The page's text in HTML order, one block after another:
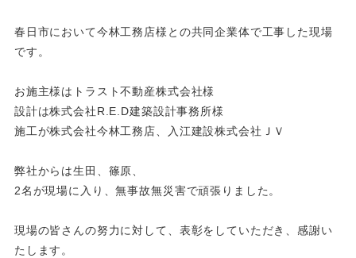
春日市において今林工務店様との共同企業体で工事した現場
です。
お施主様はトラスト不動産株式会社様
設計は株式会社R.E.D建築設計事務所様
施工が株式会社今林工務店、入江建設株式会社ＪＶ
弊社からは生田、篠原、
2名が現場に入り、無事故無災害で頑張りました。
現場の皆さんの努力に対して、表彰をしていただき、感謝い
たします。